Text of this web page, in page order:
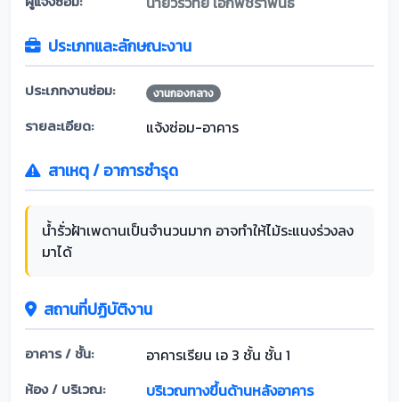
ประเภทและลักษณะงาน
ประเภทงานซ่อม: งานกองกลาง
รายละเอียด: แจ้งซ่อม-อาคาร
สาเหตุ / อาการชำรุด
น้ำรั่วฝ้าเพดานเป็นจำนวนมาก อาจทำให้ไม้ระแนงร่วงลง
มาได้
สถานที่ปฏิบัติงาน
อาคาร / ชั้น: อาคารเรียน เอ 3 ชั้น ชั้น 1
ห้อง / บริเวณ: บริเวณทางขึ้นด้านหลังอาคาร